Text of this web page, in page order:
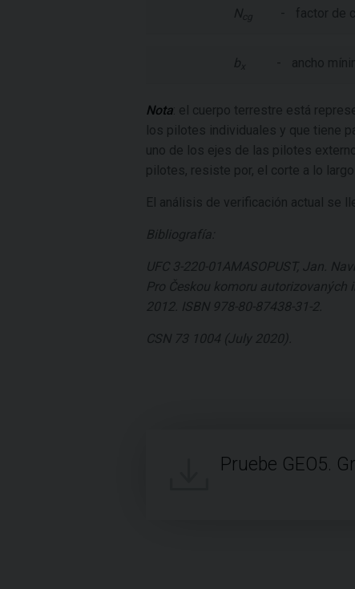
N cg - factor de
b - ancho
Nota : el cuerpo terrestre está
los pilotes individuales y que tiene
uno de los ejes de las pilotes
pilotes, resiste por, el corte a lo
El análisis de verificación actual se
Bibliografía:
UFC 3-220-01AMASOPUST, Jan.
Pro Českou komoru autorizovaných
2012. ISBN 978-80-87438-31-2.
CSN 73 1004 (July 2020).
Pruebe GEO5.